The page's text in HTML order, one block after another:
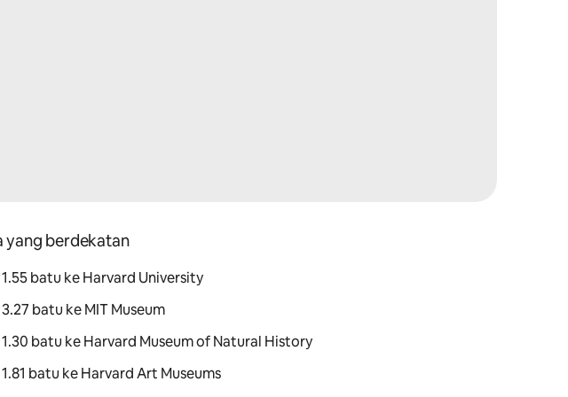
yang berdekatan
1.55 batu ke Harvard University
3.27 batu ke MIT Museum
1.30 batu ke Harvard Museum of Natural History
1.81 batu ke Harvard Art Museums